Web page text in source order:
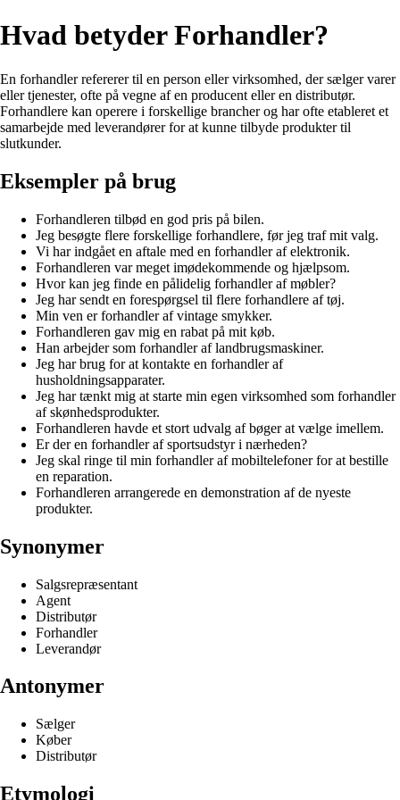
Hvad betyder Forhandler?
En forhandler refererer til en person eller virksomhed, der sælger varer
eller tjenester, ofte på vegne af en producent eller en distributør.
Forhandlere kan operere i forskellige brancher og har ofte etableret et
samarbejde med leverandører for at kunne tilbyde produkter til
slutkunder.
Eksempler på brug
Forhandleren tilbød en god pris på bilen.
Jeg besøgte flere forskellige forhandlere, før jeg traf mit valg.
Vi har indgået en aftale med en forhandler af elektronik.
Forhandleren var meget imødekommende og hjælpsom.
Hvor kan jeg finde en pålidelig forhandler af møbler?
Jeg har sendt en forespørgsel til flere forhandlere af tøj.
Min ven er forhandler af vintage smykker.
Forhandleren gav mig en rabat på mit køb.
Han arbejder som forhandler af landbrugsmaskiner.
Jeg har brug for at kontakte en forhandler af
husholdningsapparater.
Jeg har tænkt mig at starte min egen virksomhed som forhandler
af skønhedsprodukter.
Forhandleren havde et stort udvalg af bøger at vælge imellem.
Er der en forhandler af sportsudstyr i nærheden?
Jeg skal ringe til min forhandler af mobiltelefoner for at bestille
en reparation.
Forhandleren arrangerede en demonstration af de nyeste
produkter.
Synonymer
Salgsrepræsentant
Agent
Distributør
Forhandler
Leverandør
Antonymer
Sælger
Køber
Distributør
Etymologi